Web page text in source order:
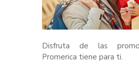
Disfruta de las
Promerica tiene para ti.